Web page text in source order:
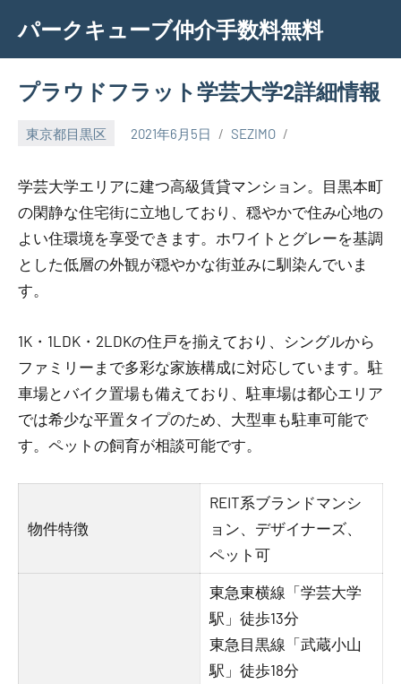
content
パークキューブ仲介手数料無料
プラウドフラット学芸大学2詳細情報
東京都目黒区 2021年6月5日 SEZIMO
学芸大学エリアに建つ高級賃貸マンション。目黒本町
の閑静な住宅街に立地しており、穏やかで住み心地の
よい住環境を享受できます。ホワイトとグレーを基調
とした低層の外観が穏やかな街並みに馴染んでいま
す。
1K・1LDK・2LDKの住戸を揃えており、シングルから
ファミリーまで多彩な家族構成に対応しています。駐
車場とバイク置場も備えており、駐車場は都心エリア
では希少な平置タイプのため、大型車も駐車可能で
す。ペットの飼育が相談可能です。
物件特徴
REIT系ブランドマンシ
ョン、デザイナーズ、
ペット可
東急東横線「学芸大学
駅」徒歩13分
東急目黒線「武蔵小山
駅」徒歩18分